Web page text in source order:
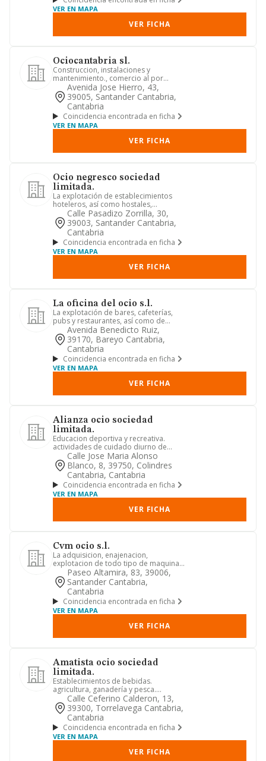
VER EN MAPA
VER FICHA
Ociocantabria sl.
Construccion, instalaciones y
mantenimiento., comercio al por
mayor y al por menor. distribucion co...
Avenida Jose Hierro, 43,
39005, Santander Cantabria,
Cantabria
Coincidencia encontrada en ficha
VER EN MAPA
VER FICHA
Ocio negresco sociedad
limitada.
La explotación de establecimientos
hoteleros, así como hostales,
pensiones, posadas, casas rurales,...
Calle Pasadizo Zorrilla, 30,
39003, Santander Cantabria,
Cantabria
Coincidencia encontrada en ficha
VER EN MAPA
VER FICHA
La oficina del ocio s.l.
La explotación de bares, cafeterías,
pubs y restaurantes, así como de
cualquier clase de establecim...
Avenida Benedicto Ruiz,
39170, Bareyo Cantabria,
Cantabria
Coincidencia encontrada en ficha
VER EN MAPA
VER FICHA
Alianza ocio sociedad
limitada.
Educacion deportiva y recreativa.
actividades de cuidado diurno de
niños, ancianos y disminuidos. e...
Calle Jose Maria Alonso
Blanco, 8, 39750, Colindres
Cantabria, Cantabria
Coincidencia encontrada en ficha
VER EN MAPA
VER FICHA
Cvm ocio s.l.
La adquisicion, enajenacion,
explotacion de todo tipo de maquinas
y aparatos susceptibles de ser em...
Paseo Altamira, 83, 39006,
Santander Cantabria,
Cantabria
Coincidencia encontrada en ficha
VER EN MAPA
VER FICHA
Amatista ocio sociedad
limitada.
Establecimientos de bebidas.
agricultura, ganadería y pesca.
industria manufacturera. energías
alte...
Calle Ceferino Calderon, 13,
39300, Torrelavega Cantabria,
Cantabria
Coincidencia encontrada en ficha
VER EN MAPA
VER FICHA